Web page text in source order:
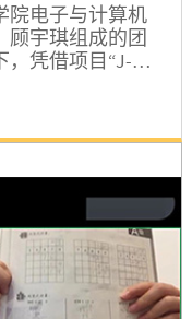
院电子与计算机
顾宇琪组成的团
，凭借项目“J-
点智能检测技
赛中脱颖而出，